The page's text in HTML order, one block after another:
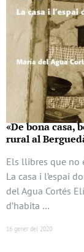
«De bona casa,
rural al
Els llibres que no
La casa i l’espai
del Agua Cortés
d’habita …
16 gener del 2020